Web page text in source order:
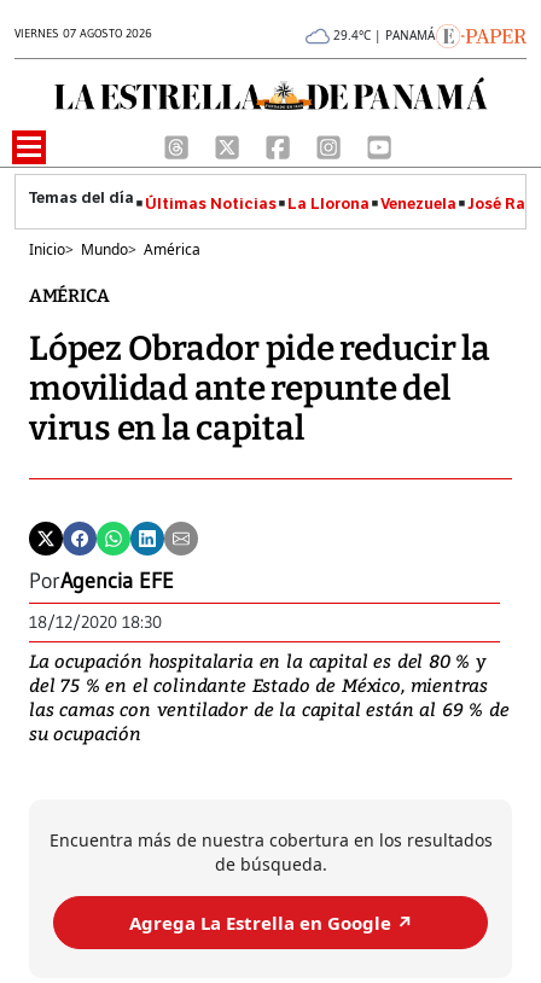
VIERNES 07 AGOSTO 2026 29.4°C | PANAMÁ
Últimas Noticias La Llorona Venezuela José
Inicio> Mundo> América
AMÉRICA
López Obrador pide reducir la
movilidad ante repunte del
virus en la capital
PorAgencia EFE
18/12/2020 18:30
La ocupación hospitalaria en la capital es del 80 % y
del 75 % en el colindante Estado de México, mientras
las camas con ventilador de la capital están al 69 % de
su ocupación
Encuentra más de nuestra cobertura en los resultados
de búsqueda.
Agrega La Estrella en Google ↗️